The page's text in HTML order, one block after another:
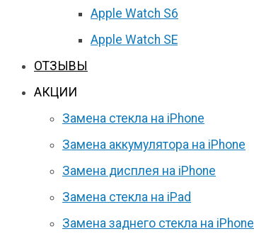
Apple Watch S6
Apple Watch SE
ОТЗЫВЫ
АКЦИИ
Замена стекла на iPhone
Замена аккумулятора на iPhone
Замена дисплея на iPhone
Замена стекла на iPad
Замена заднего стекла на iPhone